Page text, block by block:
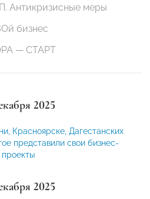
Антикризисные меры
бизнес
— СТАРТ
2025
Красноярске, Дагестанских
представили свои бизнес-
проекты
2025